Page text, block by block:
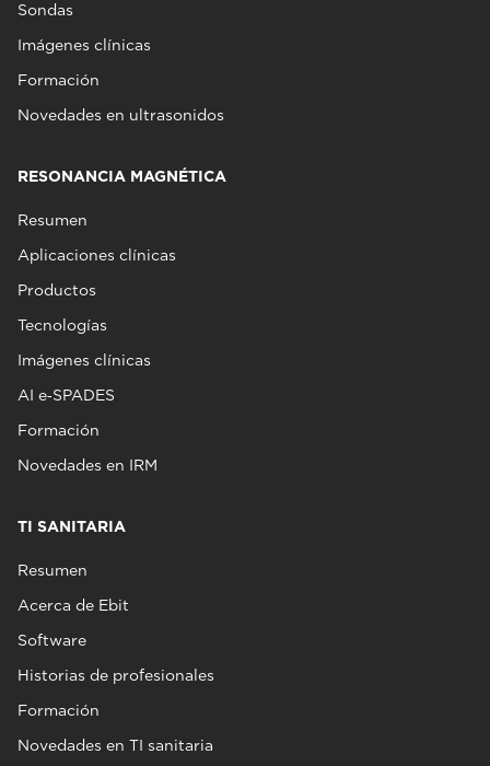
Sondas
Imágenes clínicas
Formación
Novedades en ultrasonidos
RESONANCIA MAGNÉTICA
Resumen
Aplicaciones clínicas
Productos
Tecnologías
Imágenes clínicas
AI e‑SPADES
Formación
Novedades en IRM
TI SANITARIA
Resumen
Acerca de Ebit
Software
Historias de profesionales
Formación
Novedades en TI sanitaria